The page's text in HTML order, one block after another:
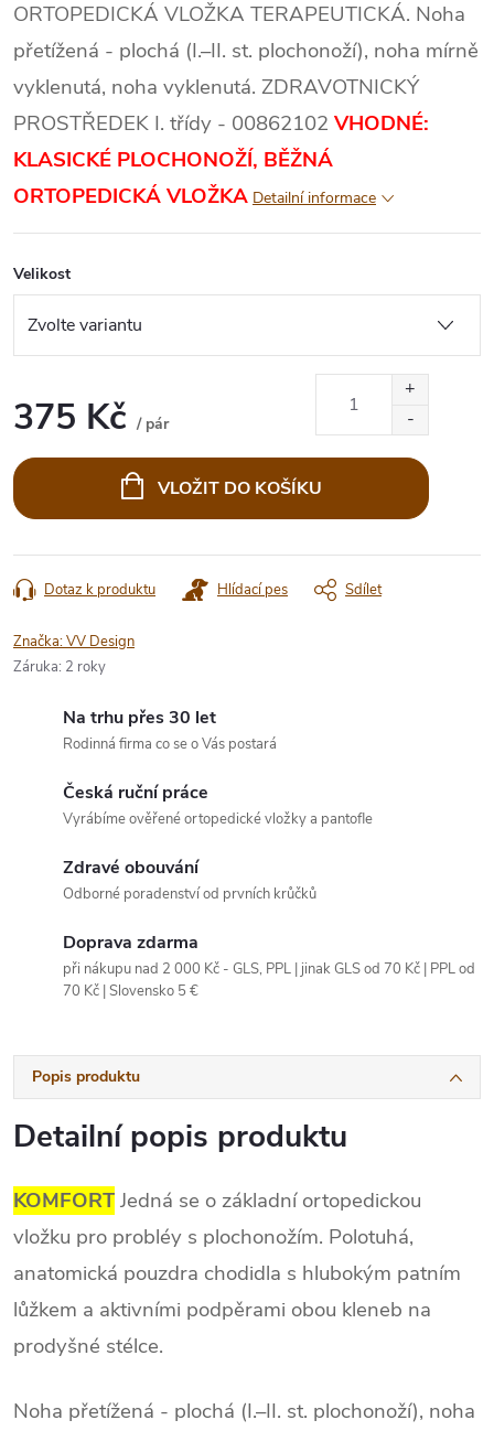
ORTOPEDICKÁ VLOŽKA TERAPEUTICKÁ. Noha
přetížená - plochá (I.–II. st. plochonoží), noha mírně
vyklenutá, noha vyklenutá. ZDRAVOTNICKÝ
PROSTŘEDEK I. třídy - 00862102 VHODNÉ:
KLASICKÉ PLOCHONOŽÍ, BĚŽNÁ
ORTOPEDICKÁ VLOŽKA Detailní informace
Velikost
375 Kč / pár
cena:
VLOŽIT DO KOŠÍKU
Dotaz k produktu Hlídací pes Sdílet
Značka:VV Design
Záruka: 2 roky
Na trhu přes 30 let
Rodinná firma co se o Vás postará
Česká ruční práce
Vyrábíme ověřené ortopedické vložky a pantofle
Zdravé obouvání
Odborné poradenství od prvních krůčků
Doprava zdarma
při nákupu nad 2 000 Kč - GLS, PPL | jinak GLS od 70 Kč | PPL od
70 Kč | Slovensko 5 €
Popis produktu
Detailní popis produktu
KOMFORTJedná se o základní ortopedickou
vložku pro probléy s plochonožím. Polotuhá,
anatomická pouzdra chodidla s hlubokým patním
lůžkem a aktivními podpěrami obou kleneb na
prodyšné stélce.
Noha přetížená - plochá (I.–II. st. plochonoží), noha